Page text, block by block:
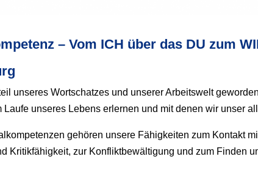
– Vom ICH über das DU zum
unseres Wortschatzes und unserer Arbeitswelt
unseres Lebens erlernen und mit denen wir unser
gehören unsere Fähigkeiten zum Kontakt
Kritikfähigkeit, zur Konfliktbewältigung und zum Finden